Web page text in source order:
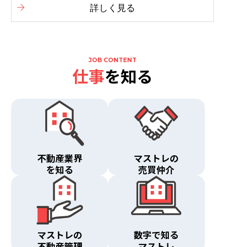
詳しく見る
JOB CONTENT
仕事を知る
不動産業界
を知る
マストレの
売買仲介
マストレの
数字で知る